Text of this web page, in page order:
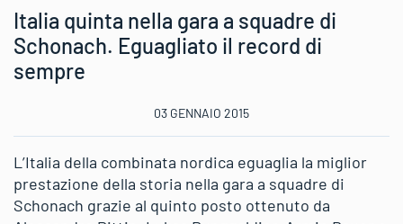
Italia quinta nella gara a squadre di
Schonach. Eguagliato il record di
sempre
03 GENNAIO 2015
L’Italia della combinata nordica eguaglia la miglior
prestazione della storia nella gara a squadre di
Schonach grazie al quinto posto ottenuto da